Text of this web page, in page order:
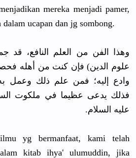
mereka menjadi pamer,
ucapan dan jg sombong.
وهذا الفن من العلم النافع، قد
علوم الدين) فإن كنت من أهله
وادع إليه؛ فمن علم ذلك وعمل
فذلك يدعى عظيما في ملكوت
عليه السلام.
yg bermanfaat, kami telah
kitab ihya' ulumuddin, jika